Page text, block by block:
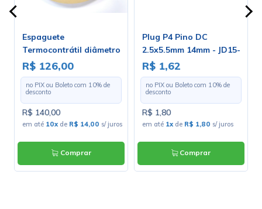
Espaguete
Termocontrátil diâmetro
de 3.2mm - Rolo Com 100
Metros
R$ 126,00
no PIX ou Boleto com 10% de
desconto
R$ 140,00
em até 10xde R$ 14,00 s/ juros
Comprar
Plug P4 Pino DC
2.5x5.5mm 14mm - JD15-
4013B
R$ 1,62
no PIX ou Boleto com 10% de
desconto
R$ 1,80
em até 1xde R$ 1,80 s/ juros
Comprar